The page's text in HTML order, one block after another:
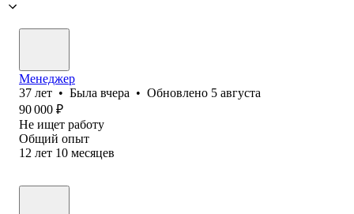
Менеджер
37 лет • Была вчера • Обновлено 5 августа
90 000 ₽
Не ищет работу
Общий опыт
12 лет 10 месяцев